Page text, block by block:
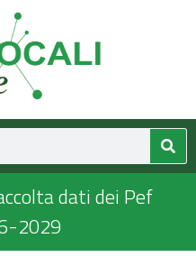
dati dei Pef
2029